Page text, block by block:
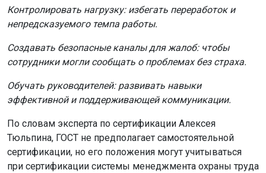
Контролировать нагрузку: избегать переработок и
непредсказуемого темпа работы.
Создавать безопасные каналы для жалоб: чтобы
сотрудники могли сообщать о проблемах без страха.
Обучать руководителей: развивать навыки
эффективной и поддерживающей коммуникации.
По словам эксперта по сертификации Алексея
Тюльпина, ГОСТ не предполагает самостоятельной
сертификации, но его положения могут учитываться
при сертификации системы менеджмента охраны труда